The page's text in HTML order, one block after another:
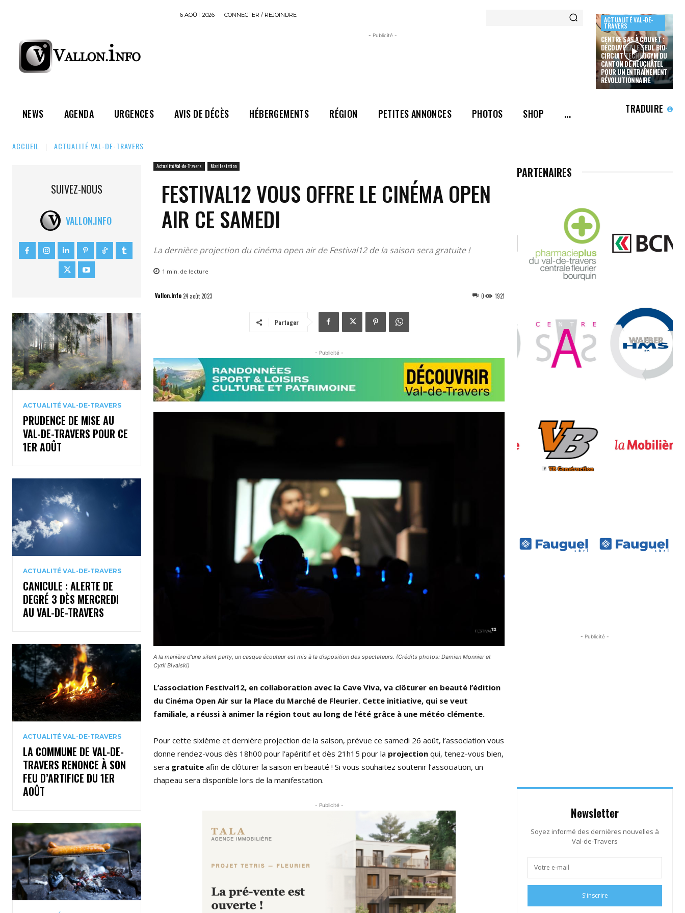
6 AOÛT 2026 CONNECTER / REJOINDRE
- Publicité -
ACTUALITÉ VAL-DE-
TRAVERS
CENTRE SAS À COUVET :
DÉCOUVREZ LE SEUL BIO-
CIRCUIT TECHNOGYM DU
CANTON DE NEUCHÂTEL
POUR UN ENTRAÎNEMENT
RÉVOLUTIONNAIRE
NEWS AGENDA URGENCES AVIS DE DÉCÈS HÉBERGEMENTS RÉGION PETITES ANNONCES PHOTOS SHOP ... TRADUIRE
ACCUEIL ACTUALITÉ VAL-DE-TRAVERS
SUIVEZ-NOUS
VALLON.INFO
ACTUALITÉ VAL-DE-TRAVERS
PRUDENCE DE MISE AU
VAL-DE-TRAVERS POUR CE
1ER AOÛT
ACTUALITÉ VAL-DE-TRAVERS
CANICULE : ALERTE DE
DEGRÉ 3 DÈS MERCREDI
AU VAL-DE-TRAVERS
ACTUALITÉ VAL-DE-TRAVERS
LA COMMUNE DE VAL-DE-
TRAVERS RENONCE À SON
FEU D’ARTIFICE DU 1ER
AOÛT
Actualité Val-de-Travers Manifestation
FESTIVAL12 VOUS OFFRE LE CINÉMA OPEN
AIR CE SAMEDI
La dernière projection du cinéma open air de Festival12 de la saison sera gratuite !
1 min. de lecture
Vallon.Info24 août 2023 1921
0
Partager
- Publicité -
A la manière d’une silent party, un casque écouteur est mis à la disposition des spectateurs. (Crédits photos: Damien Monnier et
Cyril Bivalski)
L’association Festival12, en collaboration avec la Cave Viva, va clôturer en beauté l’édition
du Cinéma Open Air sur la Place du Marché de Fleurier. Cette initiative, qui se veut
familiale, a réussi à animer la région tout au long de l’été grâce à une météo clémente.
Pour cette sixième et dernière projection de la saison, prévue ce samedi 26 août, l’association vous
donne rendez-vous dès 18h00 pour l’apéritif et dès 21h15 pour la projection qui, tenez-vous bien,
sera gratuite afin de clôturer la saison en beauté ! Si vous souhaitez soutenir l’association, un
chapeau sera disponible lors de la manifestation.
- Publicité -
PARTENAIRES
- Publicité -
Newsletter
Soyez informé des dernières nouvelles à
Val-de-Travers
S'inscrire